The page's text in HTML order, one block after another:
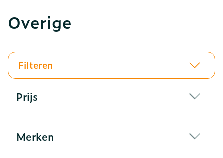
Overige
Filteren
Prijs
Merken